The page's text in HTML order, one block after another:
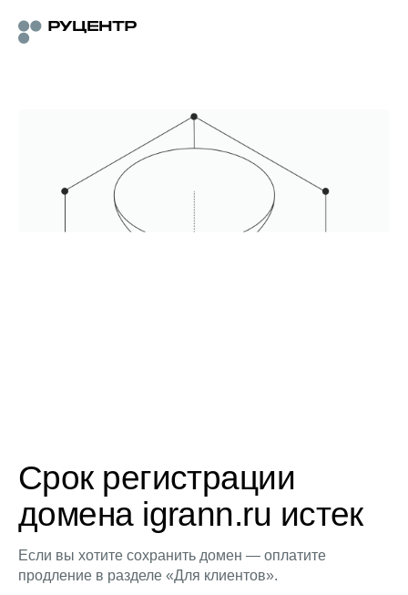
Срок регистрации
домена igrann.ru истек
Если вы хотите сохранить домен — оплатите
продление в разделе «Для клиентов».